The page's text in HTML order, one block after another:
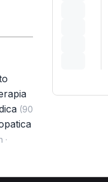
(90
·